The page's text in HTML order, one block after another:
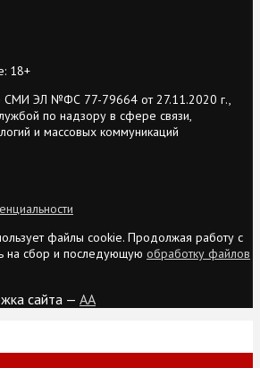
18+
СМИ ЭЛ №ФС 77-79664 от 27.11.2020 г.,
по надзору в сфере связи,
и массовых коммуникаций
файлы cookie. Продолжая работу с
на сбор и последующую обработку файлов
сайта — AA